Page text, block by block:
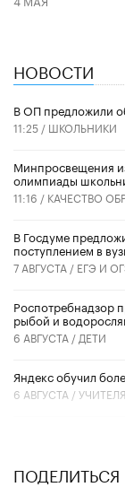
НОВОСТИ
В ОП предложили
11:25 / ШКОЛЬНИКИ
Минпросвещения
олимпиады
11:16 / КАЧЕСТВО
В Госдуме
поступлением в
7 АВГУСТА / ЕГЭ И
Роспотребнадзор
рыбой и
6 АВГУСТА / ДЕТИ
​Яндекс обучил
6 АВГУСТА /УЧИТЕЛЯ
ПОДЕЛИТЬСЯ